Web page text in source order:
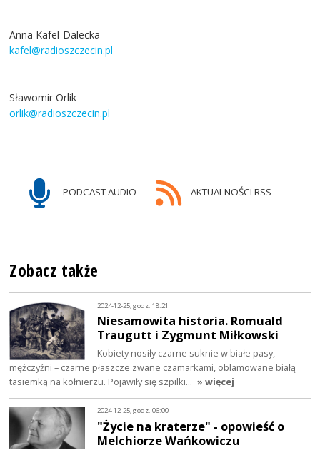
Anna Kafel-Dalecka
kafel@radioszczecin.pl
Sławomir Orlik
orlik@radioszczecin.pl
PODCAST AUDIO AKTUALNOŚCI RSS
Zobacz także
2024-12-25, godz. 18:21
Niesamowita historia. Romuald
Traugutt i Zygmunt Miłkowski
Kobiety nosiły czarne suknie w białe pasy,
mężczyźni – czarne płaszcze zwane czamarkami, oblamowane białą
tasiemką na kołnierzu. Pojawiły się szpilki… » więcej
2024-12-25, godz. 06:00
"Życie na kraterze" - opowieść o
Melchiorze Wańkowiczu